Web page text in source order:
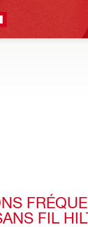
FIL